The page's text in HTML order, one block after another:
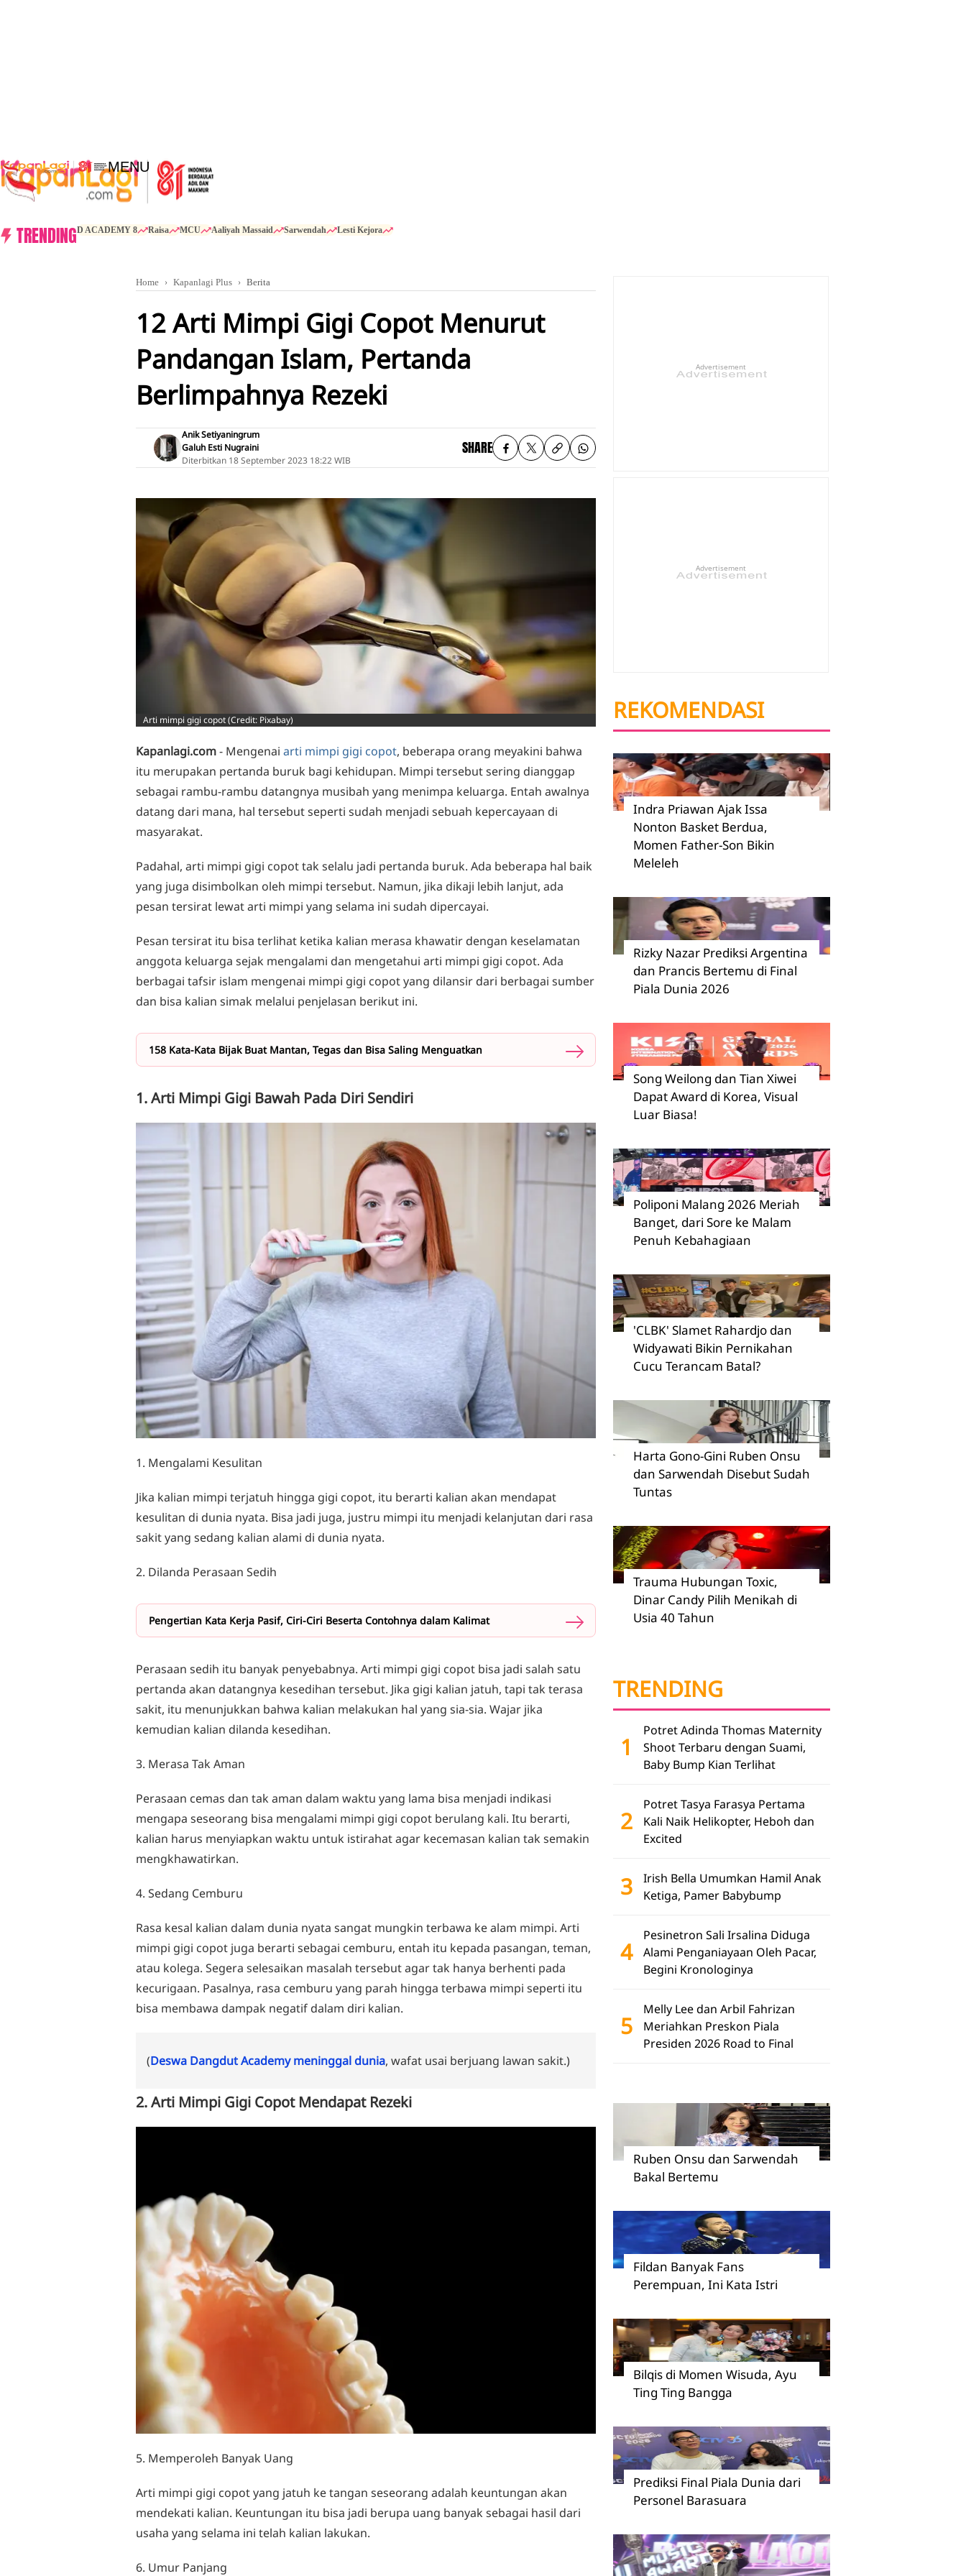
MENU
TRENDINGD ACADEMY 8 Raisa MCU Aaliyah Massaid Sarwendah Lesti Kejora
Home Kapanlagi Plus Berita
12 Arti Mimpi Gigi Copot Menurut
Pandangan Islam, Pertanda
Berlimpahnya Rezeki
Anik Setiyaningrum
Galuh Esti Nugraini
Diterbitkan 18 September 2023 18:22 WIB
SHARE
Arti mimpi gigi copot (Credit: Pixabay)
Kapanlagi.com- Mengenai arti mimpi gigi copot, beberapa orang meyakini bahwa
itu merupakan pertanda buruk bagi kehidupan. Mimpi tersebut sering dianggap
sebagai rambu-rambu datangnya musibah yang menimpa keluarga. Entah awalnya
datang dari mana, hal tersebut seperti sudah menjadi sebuah kepercayaan di
masyarakat.
Padahal, arti mimpi gigi copot tak selalu jadi pertanda buruk. Ada beberapa hal baik
yang juga disimbolkan oleh mimpi tersebut. Namun, jika dikaji lebih lanjut, ada
pesan tersirat lewat arti mimpi yang selama ini sudah dipercayai.
Pesan tersirat itu bisa terlihat ketika kalian merasa khawatir dengan keselamatan
anggota keluarga sejak mengalami dan mengetahui arti mimpi gigi copot. Ada
berbagai tafsir islam mengenai mimpi gigi copot yang dilansir dari berbagai sumber
dan bisa kalian simak melalui penjelasan berikut ini.
158 Kata-Kata Bijak Buat Mantan, Tegas dan Bisa Saling Menguatkan
1. Arti Mimpi Gigi Bawah Pada Diri Sendiri
1. Mengalami Kesulitan
Jika kalian mimpi terjatuh hingga gigi copot, itu berarti kalian akan mendapat
kesulitan di dunia nyata. Bisa jadi juga, justru mimpi itu menjadi kelanjutan dari rasa
sakit yang sedang kalian alami di dunia nyata.
2. Dilanda Perasaan Sedih
Pengertian Kata Kerja Pasif, Ciri-Ciri Beserta Contohnya dalam Kalimat
Perasaan sedih itu banyak penyebabnya. Arti mimpi gigi copot bisa jadi salah satu
pertanda akan datangnya kesedihan tersebut. Jika gigi kalian jatuh, tapi tak terasa
sakit, itu menunjukkan bahwa kalian melakukan hal yang sia-sia. Wajar jika
kemudian kalian dilanda kesedihan.
3. Merasa Tak Aman
Perasaan cemas dan tak aman dalam waktu yang lama bisa menjadi indikasi
mengapa seseorang bisa mengalami mimpi gigi copot berulang kali. Itu berarti,
kalian harus menyiapkan waktu untuk istirahat agar kecemasan kalian tak semakin
mengkhawatirkan.
4. Sedang Cemburu
Rasa kesal kalian dalam dunia nyata sangat mungkin terbawa ke alam mimpi. Arti
mimpi gigi copot juga berarti sebagai cemburu, entah itu kepada pasangan, teman,
atau kolega. Segera selesaikan masalah tersebut agar tak hanya berhenti pada
kecurigaan. Pasalnya, rasa cemburu yang parah hingga terbawa mimpi seperti itu
bisa membawa dampak negatif dalam diri kalian.
(Deswa Dangdut Academy meninggal dunia, wafat usai berjuang lawan sakit.)
2. Arti Mimpi Gigi Copot Mendapat Rezeki
5. Memperoleh Banyak Uang
Arti mimpi gigi copot yang jatuh ke tangan seseorang adalah keuntungan akan
mendekati kalian. Keuntungan itu bisa jadi berupa uang banyak sebagai hasil dari
usaha yang selama ini telah kalian lakukan.
6. Umur Panjang
Advertisement
Advertisement
REKOMENDASI
Indra Priawan Ajak Issa
Nonton Basket Berdua,
Momen Father-Son Bikin
Meleleh
Rizky Nazar Prediksi Argentina
dan Prancis Bertemu di Final
Piala Dunia 2026
Song Weilong dan Tian Xiwei
Dapat Award di Korea, Visual
Luar Biasa!
Poliponi Malang 2026 Meriah
Banget, dari Sore ke Malam
Penuh Kebahagiaan
'CLBK' Slamet Rahardjo dan
Widyawati Bikin Pernikahan
Cucu Terancam Batal?
Harta Gono-Gini Ruben Onsu
dan Sarwendah Disebut Sudah
Tuntas
Trauma Hubungan Toxic,
Dinar Candy Pilih Menikah di
Usia 40 Tahun
TRENDING
1
Potret Adinda Thomas Maternity
Shoot Terbaru dengan Suami,
Baby Bump Kian Terlihat
2
Potret Tasya Farasya Pertama
Kali Naik Helikopter, Heboh dan
Excited
3
Irish Bella Umumkan Hamil Anak
Ketiga, Pamer Babybump
4
Pesinetron Sali Irsalina Diduga
Alami Penganiayaan Oleh Pacar,
Begini Kronologinya
5
Melly Lee dan Arbil Fahrizan
Meriahkan Preskon Piala
Presiden 2026 Road to Final
Ruben Onsu dan Sarwendah
Bakal Bertemu
Fildan Banyak Fans
Perempuan, Ini Kata Istri
Bilqis di Momen Wisuda, Ayu
Ting Ting Bangga
Prediksi Final Piala Dunia dari
Personel Barasuara